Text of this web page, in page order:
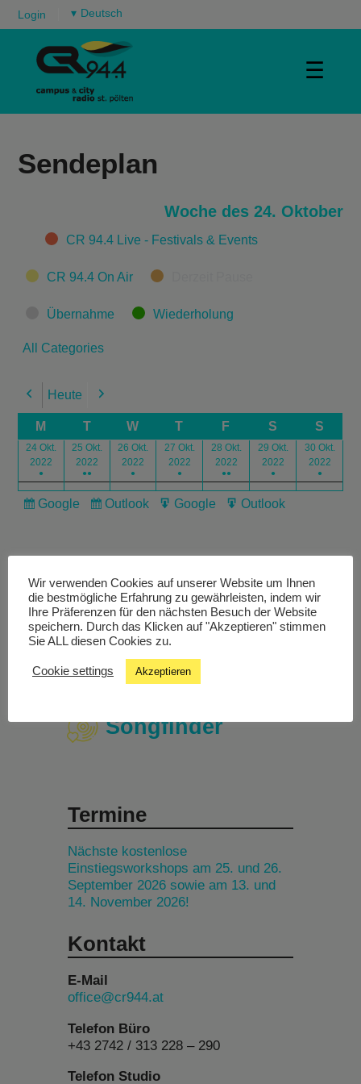
Login ▾
☰
Sendeplan
Woche des 24. Oktober
CategoriesCR 94.4 Live - Festivals & Events
CR 94.4 On Air
Übernahme Wiederholung
All Categories
Previous
Heute Next
M T W T F S S
24 Okt.
2022
●
25 Okt.
2022
●●
26 Okt.
2022
●
27 Okt.
2022
●
28 Okt.
2022
●●
29 Okt.
2022
●
30 Okt.
2022
●
Subscribe
Google
Subscribe
Outlook
Export
Google
Export
Outlook
Livestream
Studiochat
Songfinder
Termine
Nächste kostenlose
Einstiegsworkshops am 25. und 26.
September 2026 sowie am 13. und
14. November 2026!
Kontakt
E-Mail
office@cr944.at
Telefon Büro
+43 2742 / 313 228 – 290
Telefon Studio
Wir verwenden Cookies auf unserer Website um Ihnen
die bestmögliche Erfahrung zu gewährleisten, indem wir
Ihre Präferenzen für den nächsten Besuch der Website
speichern. Durch das Klicken auf "Akzeptieren" stimmen
Sie ALL diesen Cookies zu.
Cookie settings Akzeptieren